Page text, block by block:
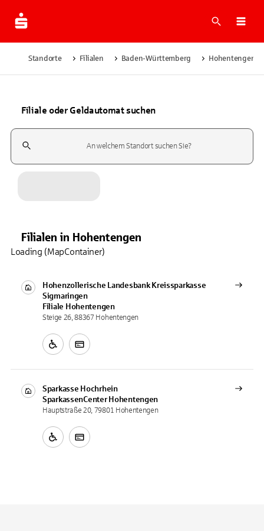
Suche
Standorte Filialen Baden-Württemberg Hohentengen
Filiale oder Geldautomat suchen
Suchfeld
Filialen in Hohentengen
Hohenzollerische Landesbank Kreissparkasse
Sigmaringen
Filiale Hohentengen
Steige 26, 88367 Hohentengen
Sparkasse Hochrhein
SparkassenCenter Hohentengen
Hauptstraße 20, 79801 Hohentengen
Loading (MapContainer)